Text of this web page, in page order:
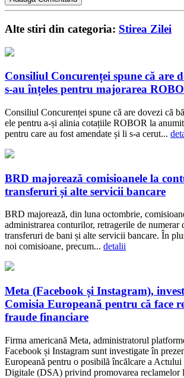
Alte stiri din categoria: Stirea Zilei
Consiliul Concurenței spune că are
s-au înțeles pentru majorarea
Consiliul Concurenței spune că are dovezi că
ele pentru a-și alinia cotațiile ROBOR la
pentru care au fost amendate și li s-a cerut...
BRD majorează comisioanele la
transferuri și alte servicii bancare
BRD majorează, din luna octombrie,
administrarea conturilor, retragerile de numerar
transferuri de bani și alte servicii bancare. În
noi comisioane, precum... detalii
Meta (Facebook și Instagram),
Comisia Europeană pentru că face
fraude financiare
Firma americană Meta, administratorul
Facebook și Instagram sunt investigate în
Europeană pentru o posibilă încălcare a
Digitale (DSA) privind promovarea reclamelor